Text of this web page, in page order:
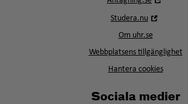
Studera.nu
fönster
Om uhr.se
Webbplatsens tillgänglighet
Hantera cookies
Sociala medier